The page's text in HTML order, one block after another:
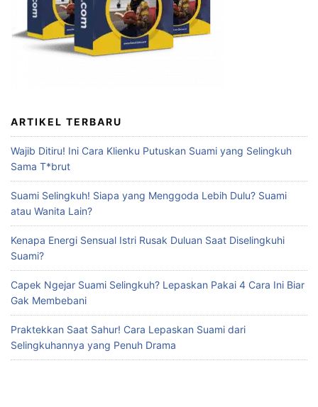
ARTIKEL TERBARU
Wajib Ditiru! Ini Cara Klienku Putuskan Suami yang Selingkuh
Sama T*brut
Suami Selingkuh! Siapa yang Menggoda Lebih Dulu? Suami
atau Wanita Lain?
Kenapa Energi Sensual Istri Rusak Duluan Saat Diselingkuhi
Suami?
Capek Ngejar Suami Selingkuh? Lepaskan Pakai 4 Cara Ini Biar
Gak Membebani
Praktekkan Saat Sahur! Cara Lepaskan Suami dari
Selingkuhannya yang Penuh Drama